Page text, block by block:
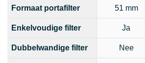
Formaat portafilter 51 mm
Enkelvoudige filter Ja
Dubbelwandige filter Nee